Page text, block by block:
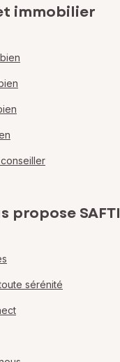
immobilier
propose SAFTI
sérénité